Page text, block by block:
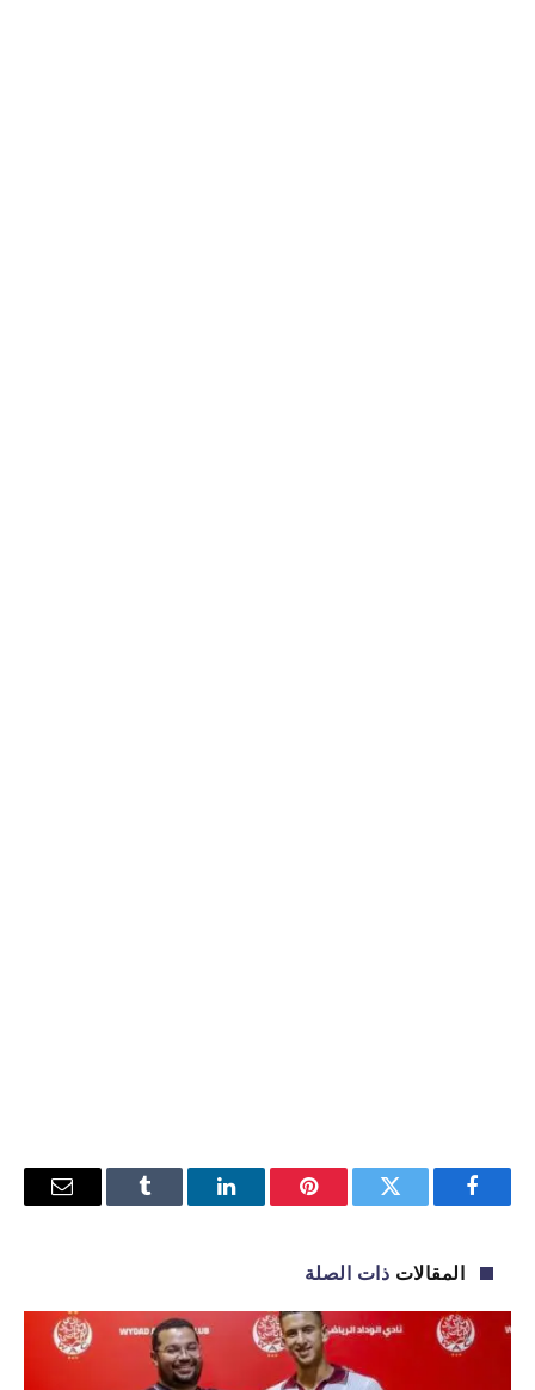
فيسبوك تويتر بينتيريستلينكدإن Tumblr
البريد
المقالات ذات الصلة